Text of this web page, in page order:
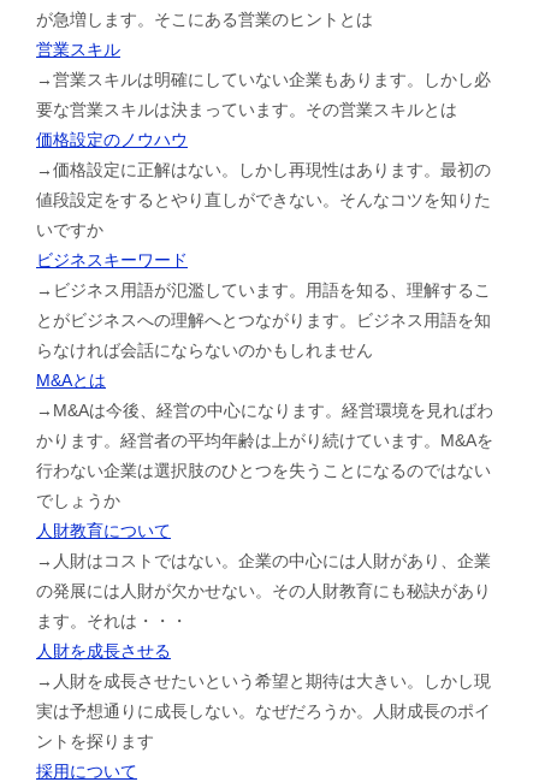
が急増します。そこにある営業のヒントとは
営業スキル
→営業スキルは明確にしていない企業もあります。しかし必
要な営業スキルは決まっています。その営業スキルとは
価格設定のノウハウ
→価格設定に正解はない。しかし再現性はあります。最初の
値段設定をするとやり直しができない。そんなコツを知りた
いですか
ビジネスキーワード
→ビジネス用語が氾濫しています。用語を知る、理解するこ
とがビジネスへの理解へとつながります。ビジネス用語を知
らなければ会話にならないのかもしれません
M&Aとは
→M&Aは今後、経営の中心になります。経営環境を見ればわ
かります。経営者の平均年齢は上がり続けています。M&Aを
行わない企業は選択肢のひとつを失うことになるのではない
でしょうか
人財教育について
→人財はコストではない。企業の中心には人財があり、企業
の発展には人財が欠かせない。その人財教育にも秘訣があり
ます。それは・・・
人財を成長させる
→人財を成長させたいという希望と期待は大きい。しかし現
実は予想通りに成長しない。なぜだろうか。人財成長のポイ
ントを探ります
採用について